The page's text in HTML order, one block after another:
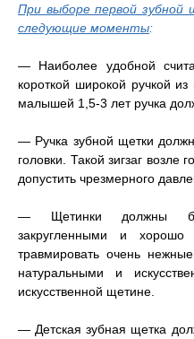
При выборе первой
следующие моменты:
— Наиболее удобной
короткой широкой ручкой
малышей 1,5-3 лет ручка
— Ручка зубной щетки
головки. Такой зигзаг возле
допустить чрезмерного
— Щетинки должны
закругленными и
травмировать очень
натуральными и
искусственной щетине.
— Детская зубная щетка